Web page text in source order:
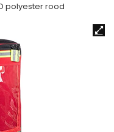
polyester rood